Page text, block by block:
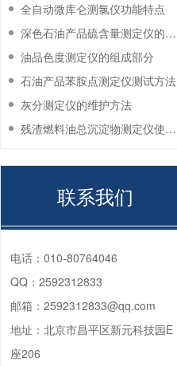
全自动微库仑测氯仪功能特点
深色石油产品硫含量测定仪的工作环境要求
油品色度测定仪的组成部分
石油产品苯胺点测定仪测试方法
灰分测定仪的维护方法
残渣燃料油总沉淀物测定仪使用注意事项
联系我们
电话： 010-80764046
QQ： 2592312833
邮箱： 2592312833@qq.com
地址： 北京市昌平区新元科技园E
座206